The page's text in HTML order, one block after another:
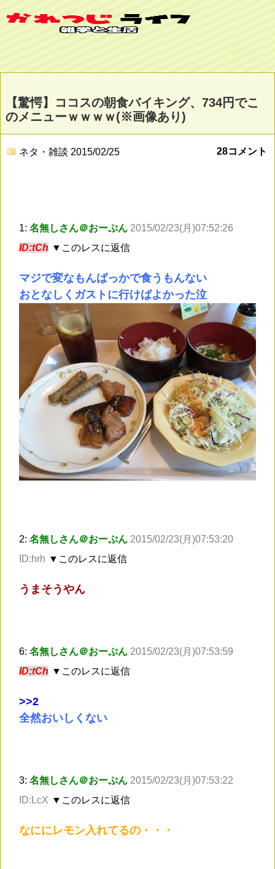
【驚愕】ココスの朝食バイキング、734円でこ
のメニューｗｗｗｗ(※画像あり)
ネタ・雑談 2015/02/25 28コメント
1: 名無しさん＠おーぷん 2015/02/23(月)07:52:26
ID:tCh ▼このレスに返信
マジで変なもんばっかで食うもんない
おとなしくガストに行けばよかった泣
2: 名無しさん＠おーぷん 2015/02/23(月)07:53:20
ID:hrh ▼このレスに返信
うまそうやん
6: 名無しさん＠おーぷん 2015/02/23(月)07:53:59
ID:tCh ▼このレスに返信
>>2
全然おいしくない
3: 名無しさん＠おーぷん 2015/02/23(月)07:53:22
ID:LcX ▼このレスに返信
なににレモン入れてるの・・・